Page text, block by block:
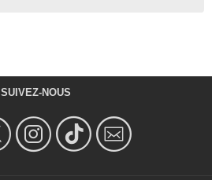
SUIVEZ-NOUS